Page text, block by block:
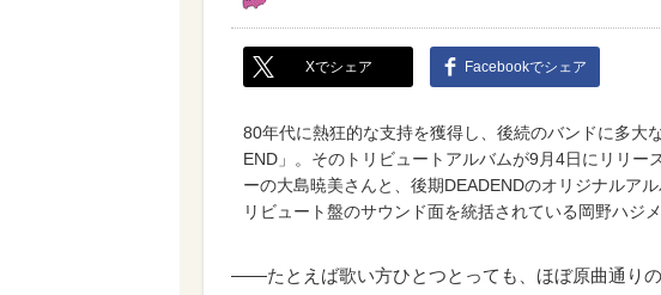
Xでシェア Facebookでシェア
80年代に熱狂的な支持を獲得し、後続のバンドに多大
END」。そのトリビュートアルバムが9月4日にリリー
ーの大島暁美さんと、後期DEADENDのオリジナルア
リビュート盤のサウンド面を統括されている岡野ハジ
――たとえば歌い方ひとつとっても、ほぼ原曲通り